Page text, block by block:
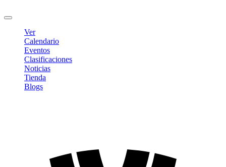
Ver
Calendario
Eventos
Clasificaciones
Noticias
Tienda
Blogs